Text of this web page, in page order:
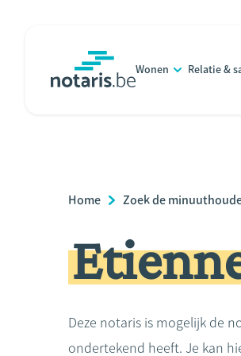
Wonen Relatie &
Breadcrumb
Home Zoek de
Deze notaris is mogelijk de
ondertekend heeft. Je kan